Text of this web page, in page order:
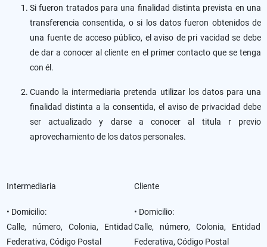
Si fueron tratados para una finalidad distinta prevista en una
transferencia consentida, o si los datos fueron obtenidos de
una fuente de acceso público, el aviso de pri vacidad se debe
de dar a conocer al cliente en el primer contacto que se tenga
con él.
Cuando la intermediaria pretenda utilizar los datos para una
finalidad distinta a la consentida, el aviso de privacidad debe
ser actualizado y darse a conocer al titula r previo
aprovechamiento de los datos personales.
Intermediaria Cliente
• Domicilio:
Calle, número, Colonia, Entidad
Federativa, Código Postal
• Domicilio:
Calle, número, Colonia, Entidad
Federativa, Código Postal